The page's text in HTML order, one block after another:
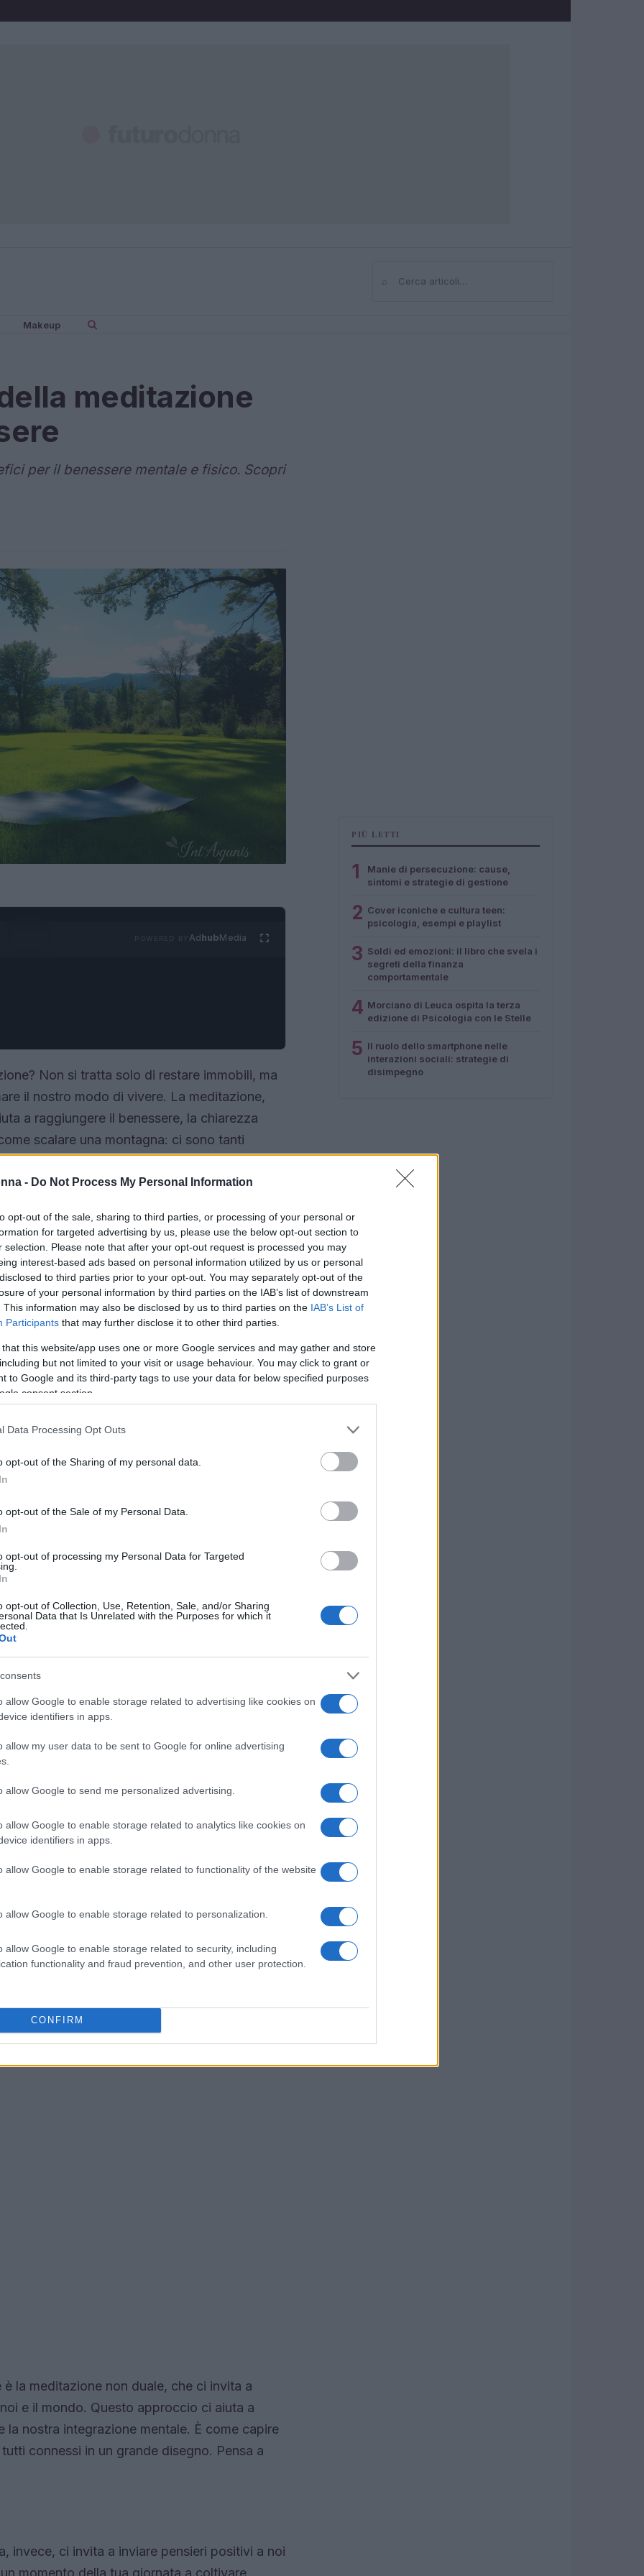
- Do Not Process My Personal Information
opt-out of the sale, sharing to third parties, or processing of your personal or
for targeted advertising by us, please use the below opt-out section to
selection. Please note that after your opt-out request is processed you may
interest-based ads based on personal information utilized by us or personal
to third parties prior to your opt-out. You may separately opt-out of the
of your personal information by third parties on the IAB’s list of downstream
This information may also be disclosed by us to third parties on the IAB’s List of
Participants that may further disclose it to other third parties.
that this website/app uses one or more Google services and may gather and store
but not limited to your visit or usage behaviour. You may click to grant or
to Google and its third-party tags to use your data for below specified purposes
consent section.
Data Processing Opt Outs
opt-out of the Sharing of my personal data.
opt-out of the Sale of my Personal Data.
opt-out of processing my Personal Data for Targeted
opt-out of Collection, Use, Retention, Sale, and/or Sharing
Data that Is Unrelated with the Purposes for which it
allow Google to enable storage related to advertising like cookies on
identifiers in apps.
allow my user data to be sent to Google for online advertising
allow Google to send me personalized advertising.
allow Google to enable storage related to analytics like cookies on
identifiers in apps.
allow Google to enable storage related to functionality of the website
allow Google to enable storage related to personalization.
allow Google to enable storage related to security, including
functionality and fraud prevention, and other user protection.
CONFIRM
⌕Cerca
Makeup
meditazione
per il benessere mentale e fisico. Scopri
AdhubMedia
Non si tratta solo di restare immobili, ma
il nostro modo di vivere. La meditazione,
a raggiungere il benessere, la chiarezza
scalare una montagna: ci sono tanti
dove ci aspetta una versione migliore di noi
con i suoi obiettivi e benefici. Una delle
che ci invita a focalizzare l’attenzione su un
Questo approccio aiuta a rafforzare la
più lucida e pronta ad affrontare le
a praticare; all’inizio sembrava impossibile
ho imparato a riorientare la mia attenzione
che ci invita ad abbracciare tutto ciò
giudizio. Questa pratica è perfetta per chi
e la regolazione emotiva. Invece di
ad osservarli come nuvole che passano
ha bisogno di un po’ di libertà mentale,
troviamo la Vipassana e lo Zazen, che ci
corporee, i pensieri e le emozioni in modo
aiutano a sviluppare una profonda
la nostra chiarezza mentale. La
toccasana per me durante i periodi di
presente, ho imparato a non lasciarmi
la meditazione non duale, che ci invita a
e il mondo. Questo approccio ci aiuta a
la nostra integrazione mentale. È come capire
connessi in un grande disegno. Pensa a
invece, ci invita a inviare pensieri positivi a noi
PIÙ LETTI
1
Manie di persecuzione: cause,
sintomi e strategie di gestione
2 Cover iconiche e cultura teen:
psicologia, esempi e playlist
3 Soldi ed emozioni: il libro che svela i
segreti della finanza
comportamentale
4 Morciano di Leuca ospita la terza
edizione di Psicologia con le Stelle
5 Il ruolo dello smartphone nelle
interazioni sociali: strategie di
disimpegno